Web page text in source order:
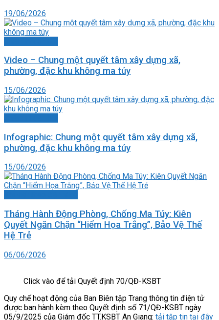
19/06/2026
Video – Chung một quyết tâm xây dựng xã,
phường, đặc khu không ma túy
15/06/2026
Infographic: Chung một quyết tâm xây dựng xã,
phường, đặc khu không ma túy
15/06/2026
Tháng Hành Động Phòng, Chống Ma Túy: Kiên
Quyết Ngăn Chặn “Hiểm Họa Trắng”, Bảo Vệ Thế
Hệ Trẻ
06/06/2026
Click vào để tải Quyết định 70/QĐ-KSBT
Quy chế hoạt động của Ban Biên tập Trang thông tin điện tử
được ban hành kèm theo Quyết định số 71/QĐ-KSBT ngày
05/9/2025 của Giám đốc TT.KSBT An Giang: tải tập tin tại đây